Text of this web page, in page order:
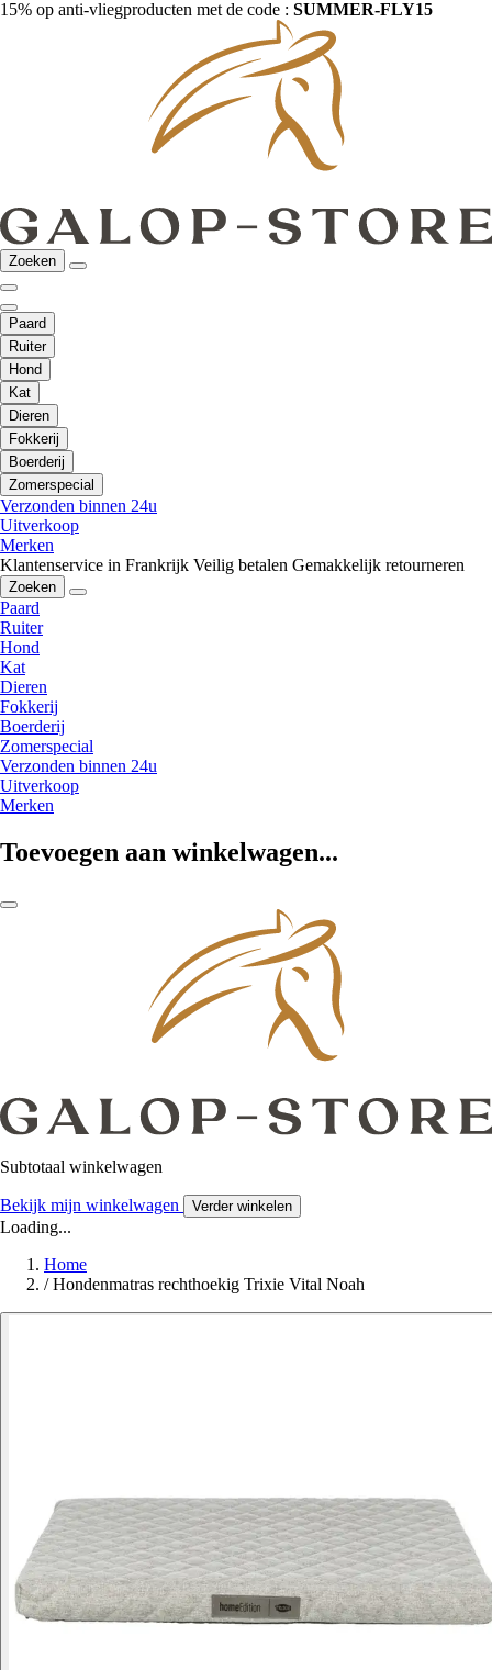
15% op anti-vliegproducten met de code : SUMMER-FLY15
Zoeken
Paard
Ruiter
Hond
Kat
Dieren
Fokkerij
Boerderij
Zomerspecial
Verzonden binnen 24u
Uitverkoop
Merken
Klantenservice in Frankrijk Veilig betalen Gemakkelijk retourneren
Zoeken
Paard
Ruiter
Hond
Kat
Dieren
Fokkerij
Boerderij
Zomerspecial
Verzonden binnen 24u
Uitverkoop
Merken
Toevoegen aan winkelwagen...
Subtotaal winkelwagen
Bekijk mijn winkelwagen Verder winkelen
Loading...
Home
/ Hondenmatras rechthoekig Trixie Vital Noah